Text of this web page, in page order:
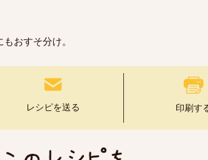
おすそ分け。
レシピを送る 印刷す